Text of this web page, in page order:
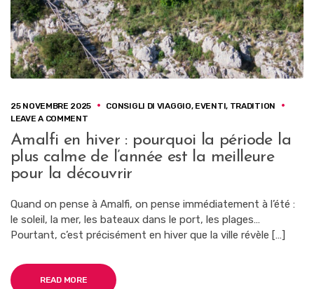
25 NOVEMBRE 2025 CONSIGLI DI VIAGGIO, EVENTI, TRADITION
LEAVE A COMMENTON
AMALFI
EN
HIVER
POURQUOI
PÉRIODE
LA
PLUS
L’ANNÉE
Amalfi en hiver : pourquoi la période la
plus calme de l’année est la meilleure
pour la découvrir
Quand on pense à Amalfi, on pense immédiatement à l’été :
le soleil, la mer, les bateaux dans le port, les plages…
Pourtant, c’est précisément en hiver que la ville révèle […]
READ MORE